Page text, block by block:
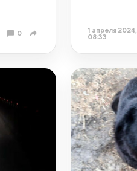
0
1 апреля 2024,
08:33